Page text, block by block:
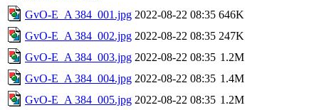
GvO-E_A 384_001.jpg 2022-08-22 08:35 646K
GvO-E_A 384_002.jpg 2022-08-22 08:35 247K
GvO-E_A 384_003.jpg 2022-08-22 08:35 1.2M
GvO-E_A 384_004.jpg 2022-08-22 08:35 1.4M
GvO-E_A 384_005.jpg 2022-08-22 08:35 1.2M